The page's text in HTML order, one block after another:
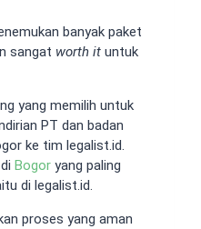
banyak paket
sangat worth it untuk
yang memilih untuk
PT dan badan
ke tim legalist.id.
Bogor yang paling
di legalist.id.
proses yang aman